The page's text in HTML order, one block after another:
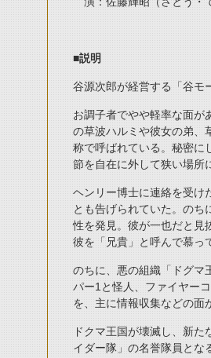
■説明
谷源次郎が経営する「谷モ
お調子者でやや軽率な面が
の草波ハルミや彼女の弟、
称で呼ばれている。秘密に
節を自在に外して狭い場所
ヘンリー博士に連絡を受け
とも告げられていた。のち
性を発見。彼が一也だと見
彼を「兄貴」と呼んで慕っ
のちに、悪の組織「ドグマ
パー1と怪人、ファイヤー
を、主に情報収集などの面
ドクマ王国が壊滅し、新
イダー隊」の名誉隊員とな